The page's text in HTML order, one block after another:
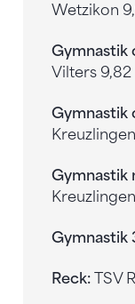
Wetzikon
Gymnastik
Vilters 9,82
Gymnastik
Gymnastik
Gymnastik
Reck: TSV